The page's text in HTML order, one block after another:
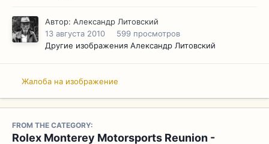
Автор: Александр Литовский
13 августа 2010
599 просмотров
Другие изображения Александр Литовский
Жалоба на изображение
FROM THE CATEGORY:
Rolex Monterey Motorsports Reunion -